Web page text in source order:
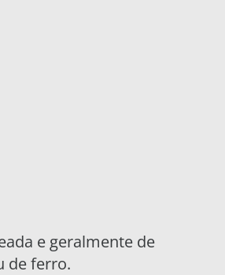
e geralmente de
de ferro.